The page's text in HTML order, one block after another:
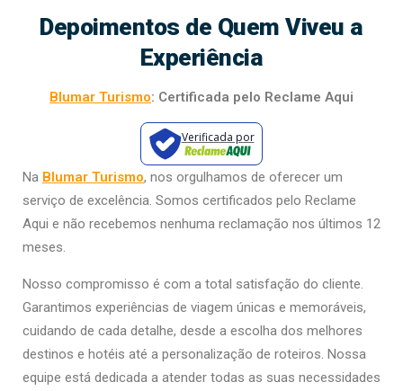
Depoimentos de Quem Viveu a
Experiência
Blumar Turismo: Certificada pelo Reclame Aqui
Verificada por
Na Blumar Turismo, nos orgulhamos de oferecer um
serviço de excelência. Somos certificados pelo Reclame
Aqui e não recebemos nenhuma reclamação nos últimos 12
meses.
Nosso compromisso é com a total satisfação do cliente.
Garantimos experiências de viagem únicas e memoráveis,
cuidando de cada detalhe, desde a escolha dos melhores
destinos e hotéis até a personalização de roteiros. Nossa
equipe está dedicada a atender todas as suas necessidades